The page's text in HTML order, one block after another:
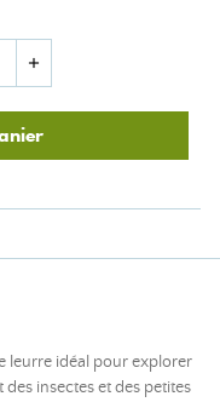
add
leurre idéal pour explorer
insectes et des petites